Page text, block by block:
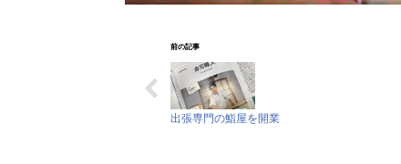
前の記事
出張専門の鮨屋を開業